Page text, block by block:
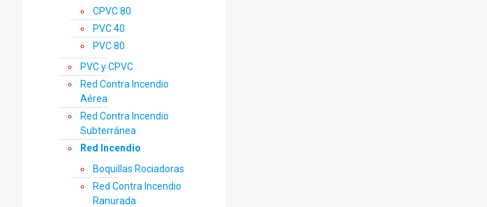
CPVC 80
PVC 40
PVC 80
PVC y CPVC
Red Contra Incendio
Aérea
Red Contra Incendio
Subterránea
Red Incendio
Boquillas Rociadoras
Red Contra Incendio
Ranurada